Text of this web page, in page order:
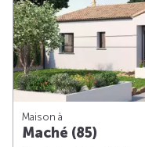
Maison à
Maché (85)